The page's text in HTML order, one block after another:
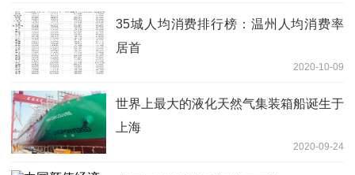
35城人均消费排行榜：温州人均消费率
居首
2020-10-09
世界上最大的液化天然气集装箱船诞生于
上海
2020-09-24